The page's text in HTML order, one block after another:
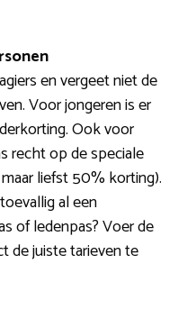
en vergeet niet de
Voor jongeren is er
Ook voor
recht op de speciale
liefst 50% korting).
al een
of ledenpas? Voer de
de juiste tarieven te